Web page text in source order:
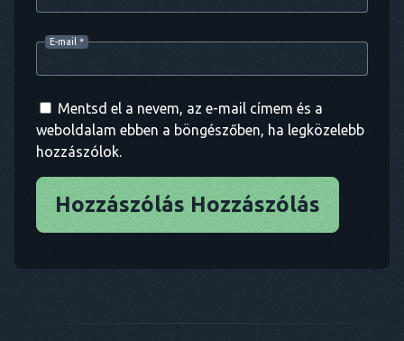
E-mail *
Mentsd el a nevem, az e-mail címem és a
weboldalam ebben a böngészőben, ha legközelebb
hozzászólok.
Hozzászólás Hozzászólás